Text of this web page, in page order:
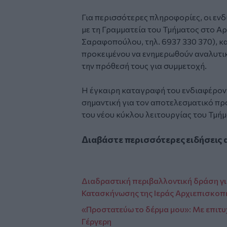
Για περισσότερες πληροφορίες, οι
με τη Γραμματεία του Τμήματος στο
Σαραφοπούλου, τηλ. 6937 330 370),
προκειμένου να ενημερωθούν
την πρόθεσή τους για συμμετοχή.
Η έγκαιρη καταγραφή του
σημαντική για τον αποτελεσματικό
του νέου κύκλου λειτουργίας του
Διαβάστε περισσότερες ειδήσεις
Διαδραστική περιβαλλοντική δράση
Κατασκήνωσης της Ιεράς
«Προστατεύω το δέρμα μου»: Με
Γέργερη